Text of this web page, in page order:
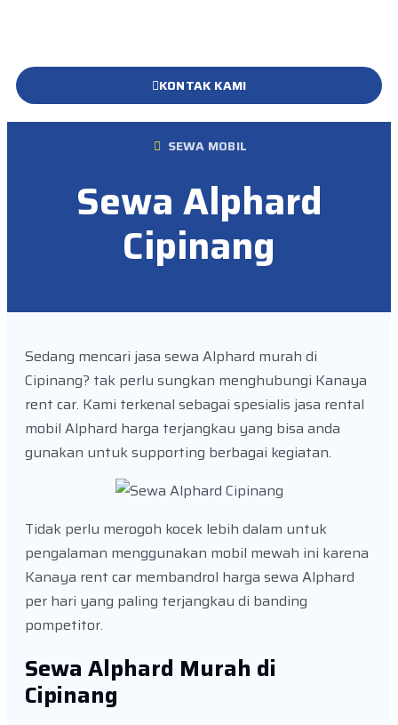
KONTAK KAMI
SEWA MOBIL
Sewa Alphard
Cipinang
Sedang mencari jasa sewa Alphard murah di
Cipinang? tak perlu sungkan menghubungi Kanaya
rent car. Kami terkenal sebagai spesialis jasa rental
mobil Alphard harga terjangkau yang bisa anda
gunakan untuk supporting berbagai kegiatan.
Tidak perlu merogoh kocek lebih dalam untuk
pengalaman menggunakan mobil mewah ini karena
Kanaya rent car membandrol harga sewa Alphard
per hari yang paling terjangkau di banding
pompetitor.
Sewa Alphard Murah di
Cipinang